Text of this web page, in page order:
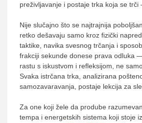
preživljavanje i postaje trka koja se trči
Nije slučajno što se najtrajnija
retko dešavaju samo kroz fizički
taktike, navika svesnog trčanja i
frakciji sekunde donese prava odluka
rastu s iskustvom i refleksijom, ne
Svaka istrčana trka, analizirana
samozavaravanja, postaje lekcija za
Za one koji žele da prodube
tempa i energetskih sistema koji stoje